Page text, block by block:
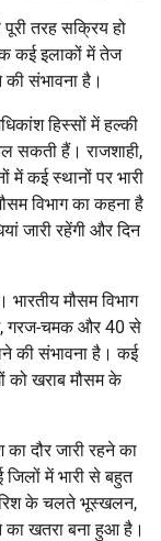
तरह सक्रिय हो
कई इलाकों में तेज
संभावना है।
हिस्सों में हल्की
सकती हैं। राजशाही,
में कई स्थानों पर भारी
विभाग का कहना है
जारी रहेंगी और दिन
मौसम विभाग
गरज-चमक और 40 से
की संभावना है। कई
को खराब मौसम के
दौर जारी रहने का
में भारी से बहुत
के चलते भूस्खलन,
का खतरा बना हुआ है।